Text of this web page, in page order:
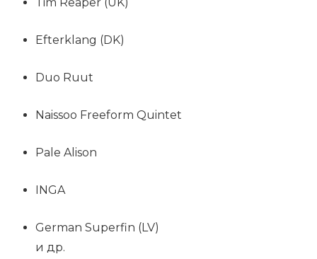
Efterklang (DK)
Duo Ruut
Naissoo Freeform Quintet
Pale Alison
INGA
German Superfin (LV)
и др.